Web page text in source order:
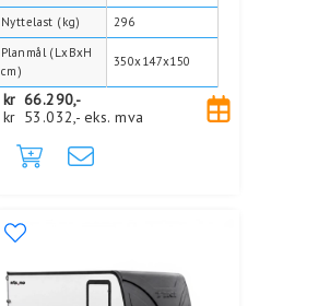
Nyttelast (kg)
296
Planmål (LxBxH
cm)
350x147x150
kr 66.290,-
kr 53.032,- eks. mva